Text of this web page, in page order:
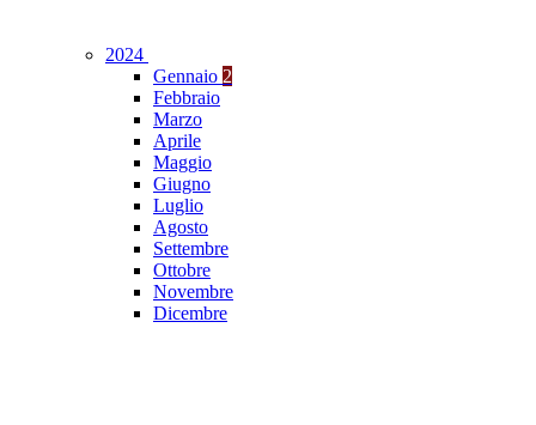
2024
Gennaio 2
Febbraio
Marzo
Aprile
Maggio
Giugno
Luglio
Agosto
Settembre
Ottobre
Novembre
Dicembre